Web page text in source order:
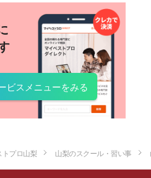
ビスメニューをみる
トプロ山梨 山梨のスクール・習い事